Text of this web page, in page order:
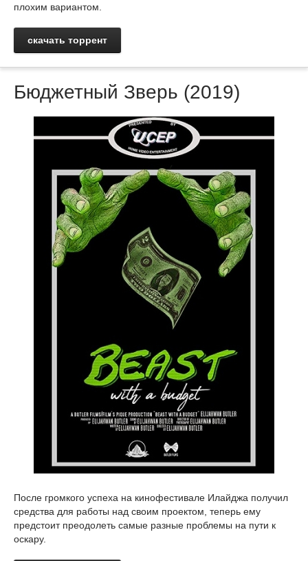
плохим вариантом.
скачать торрент
Бюджетный Зверь (2019)
После громкого успеха на кинофестивале Илайджа получил
средства для работы над своим проектом, теперь ему
предстоит преодолеть самые разные проблемы на пути к
оскару.